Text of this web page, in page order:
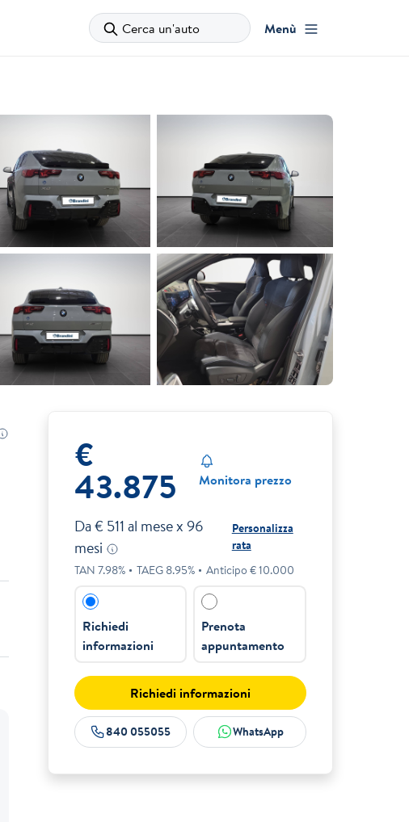
Cerca un'auto Menù
€
43.875 Monitora prezzo
Da € 511 al mese x 96
mesi
Personalizza
rata
TAN 7.98% TAEG 8.95% Anticipo €10.000
Richiedi
informazioni
Prenota
appuntamento
Richiedi informazioni
840 055055 WhatsApp